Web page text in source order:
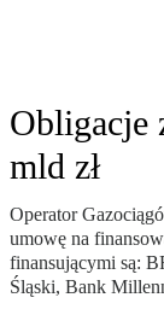
Obligacje
mld zł
Operator
umowę na
finansującymi są:
Śląski, Bank